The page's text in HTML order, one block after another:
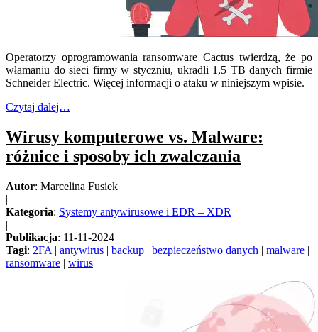
Operatorzy oprogramowania ransomware Cactus twierdzą, że po
włamaniu do sieci firmy w styczniu, ukradli 1,5 TB danych firmie
Schneider Electric. Więcej informacji o ataku w niniejszym wpisie.
Czytaj dalej…
Wirusy komputerowe vs. Malware:
różnice i sposoby ich zwalczania
Autor: Marcelina Fusiek
|
Kategoria: Systemy antywirusowe i EDR – XDR
|
Publikacja: 11-11-2024
Tagi: 2FA | antywirus | backup | bezpieczeństwo danych | malware |
ransomware | wirus